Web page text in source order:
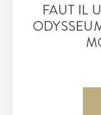
FAUT IL